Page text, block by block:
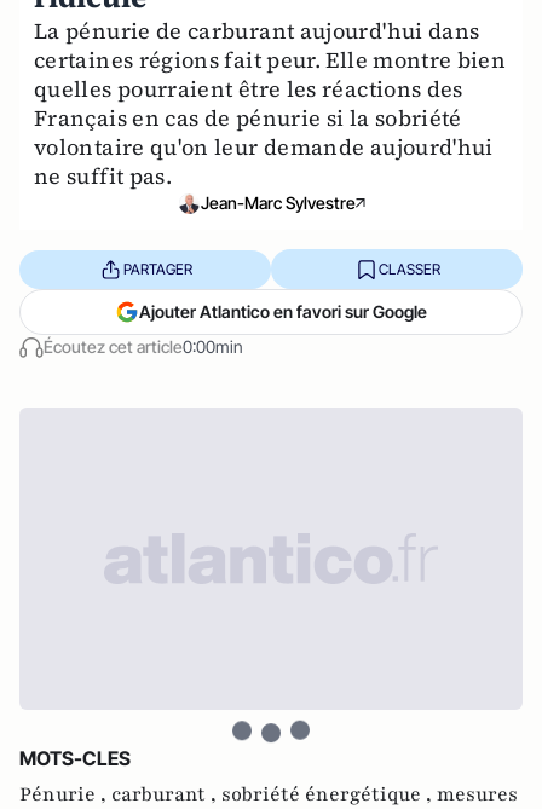
La pénurie de carburant aujourd'hui dans
certaines régions fait peur. Elle montre bien
quelles pourraient être les réactions des
Français en cas de pénurie si la sobriété
volontaire qu'on leur demande aujourd'hui
ne suffit pas.
Jean-Marc Sylvestre
Écoutez cet article0:00min
PARTAGER CLASSER
Ajouter Atlantico en favori sur Google
MOTS-CLES
Pénurie , carburant , sobriété énergétique , mesures